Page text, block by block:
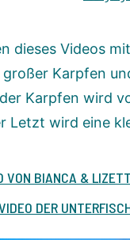
dieses Videos
Karpfen
Karpfen wird
Letzt wird eine
VON BIANCA &
DER